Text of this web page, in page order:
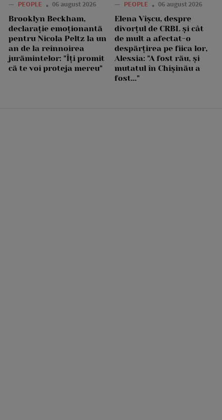
— PEOPLE 06 august 2026
Brooklyn Beckham,
declarație emoționantă
pentru Nicola Peltz la un
an de la reînnoirea
jurămintelor: "Îți promit
că te voi proteja mereu"
— PEOPLE 06 august 2026
Elena Vîșcu, despre
divorțul de CRBL și cât
de mult a afectat-o
despărțirea pe fiica lor,
Alessia: "A fost rău, și
mutatul în Chișinău a
fost..."